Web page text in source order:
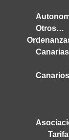
Otros…
Canarias
Canarios